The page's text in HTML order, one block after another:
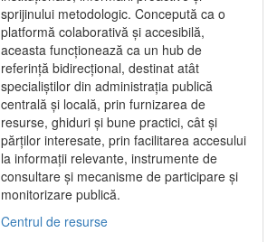
sprijinului metodologic. Concepută ca o
platformă colaborativă și accesibilă,
aceasta funcționează ca un hub de
referință bidirecțional, destinat atât
specialiștilor din administrația publică
centrală și locală, prin furnizarea de
resurse, ghiduri și bune practici, cât și
părților interesate, prin facilitarea accesului
la informații relevante, instrumente de
consultare și mecanisme de participare și
monitorizare publică.
Centrul de resurse